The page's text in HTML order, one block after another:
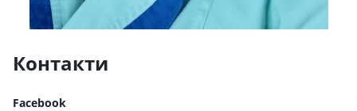
Контакти
Facebook